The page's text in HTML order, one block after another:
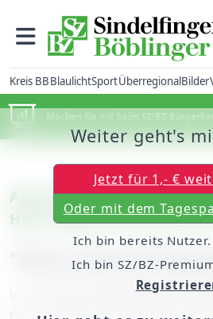
Kreis BBBlaulichtSportÜberregionalBilder
Machen Sie mit beim SZ/BZ-
Aalen/Böblingen:
Heim-Wenzler will
"Noch
unserem Mitarbeiter
Weiter geht's
Jetzt für 1,- €
Oder mit dem
Ich bin bereits Nutzer.
Ich bin SZ/BZ-